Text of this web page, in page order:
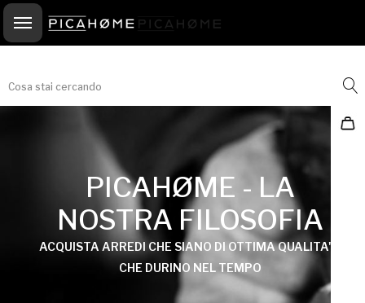
<-- ! -->
Cosa stai cercando
PICAHØME - LA
NOSTRA FILOSOFIA
ACQUISTA ARREDI CHE SIANO DI OTTIMA QUALITA' E
CHE DURINO NEL TEMPO